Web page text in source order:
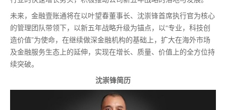
未来，金融壹账通将在以叶望春董事长、沈崇锋首席执行官为核心
的管理团队带领下，以新五年战略升级为锚点，以“专业，科技创
造价值”为使命，在继续做深金融机构的基础上，扩大在海外市场
及金融服务生态上的延伸，实现在增长、质量、价值上的全方位持
续突破。
沈崇锋简历